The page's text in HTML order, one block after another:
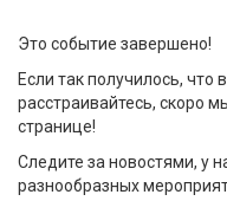
Это событие завершено!
Если так получилось, что
расстраивайтесь, скоро
странице!
Следите за новостями, у
разнообразных